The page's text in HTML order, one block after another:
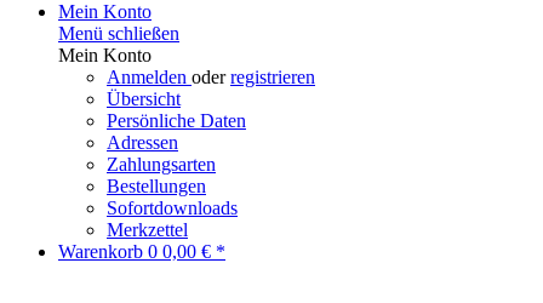
Mein Konto
Menü schließen
Mein Konto
Anmelden oderregistrieren
Übersicht
Persönliche Daten
Adressen
Zahlungsarten
Bestellungen
Sofortdownloads
Merkzettel
Warenkorb 0 0,00 € *